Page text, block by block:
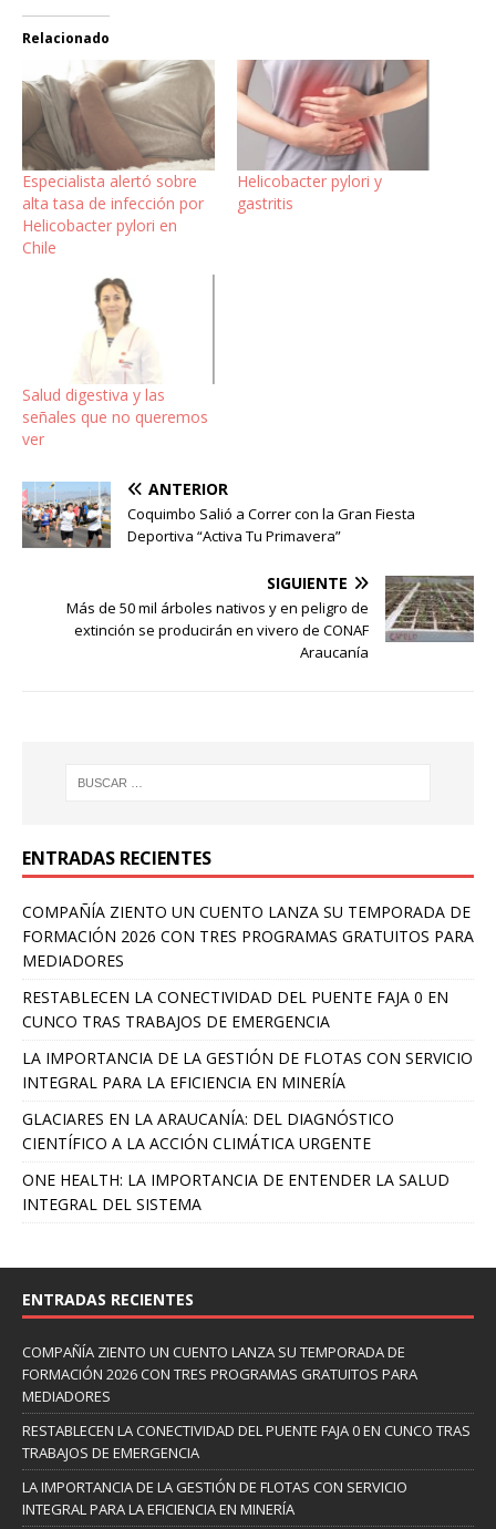
Relacionado
Especialista alertó sobre
alta tasa de infección por
Helicobacter pylori en
Chile
Helicobacter pylori y
gastritis
Salud digestiva y las
señales que no queremos
ver
ANTERIOR
Coquimbo Salió a Correr con la Gran Fiesta
Deportiva “Activa Tu Primavera”
SIGUIENTE
Más de 50 mil árboles nativos y en peligro de
extinción se producirán en vivero de CONAF
Araucanía
ENTRADAS RECIENTES
COMPAÑÍA ZIENTO UN CUENTO LANZA SU TEMPORADA DE
FORMACIÓN 2026 CON TRES PROGRAMAS GRATUITOS PARA
MEDIADORES
RESTABLECEN LA CONECTIVIDAD DEL PUENTE FAJA 0 EN
CUNCO TRAS TRABAJOS DE EMERGENCIA
LA IMPORTANCIA DE LA GESTIÓN DE FLOTAS CON SERVICIO
INTEGRAL PARA LA EFICIENCIA EN MINERÍA
GLACIARES EN LA ARAUCANÍA: DEL DIAGNÓSTICO
CIENTÍFICO A LA ACCIÓN CLIMÁTICA URGENTE
ONE HEALTH: LA IMPORTANCIA DE ENTENDER LA SALUD
INTEGRAL DEL SISTEMA
ENTRADAS RECIENTES
COMPAÑÍA ZIENTO UN CUENTO LANZA SU TEMPORADA DE
FORMACIÓN 2026 CON TRES PROGRAMAS GRATUITOS PARA
MEDIADORES
RESTABLECEN LA CONECTIVIDAD DEL PUENTE FAJA 0 EN CUNCO TRAS
TRABAJOS DE EMERGENCIA
LA IMPORTANCIA DE LA GESTIÓN DE FLOTAS CON SERVICIO
INTEGRAL PARA LA EFICIENCIA EN MINERÍA